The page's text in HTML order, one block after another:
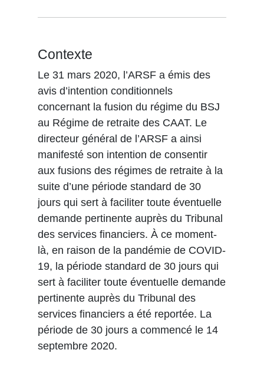
Contexte
Le 31 mars 2020, l’ARSF a émis des
avis d’intention conditionnels
concernant la fusion du régime du BSJ
au Régime de retraite des CAAT. Le
directeur général de l’ARSF a ainsi
manifesté son intention de consentir
aux fusions des régimes de retraite à la
suite d’une période standard de 30
jours qui sert à faciliter toute éventuelle
demande pertinente auprès du Tribunal
des services financiers. À ce moment-
là, en raison de la pandémie de COVID-
19, la période standard de 30 jours qui
sert à faciliter toute éventuelle demande
pertinente auprès du Tribunal des
services financiers a été reportée. La
période de 30 jours a commencé le 14
septembre 2020.